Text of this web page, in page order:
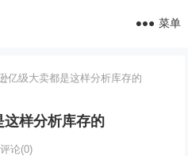
菜单
亿级大卖都是这样分析库存的
这样分析库存的
评论(0)